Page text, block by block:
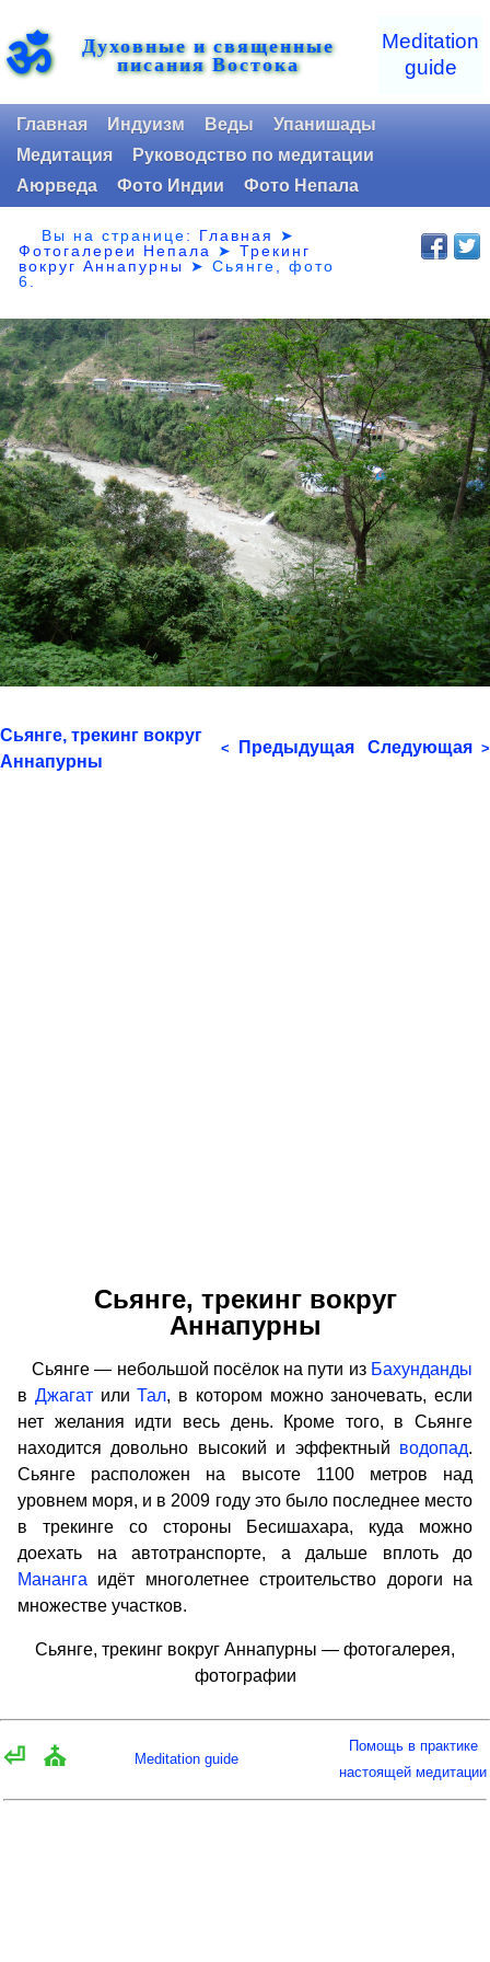
ॐ Духовные и священные
писания Востока
Meditation
guide
Главная Индуизм Веды
Упанишады
Медитация
Руководство по медитации
Аюрведа
Фото Индии Фото Непала
Вы на странице: Главная
➤
Фотогалереи Непала
➤Трекинг
вокруг Аннапурны ➤ Сьянге,фото
6.
Сьянге, трекинг вокруг
Аннапурны
< Предыдущая Следующая >
Сьянге, трекинг вокруг
Аннапурны
Сьянге — небольшой посёлок на пути из Бахунданды
в ДжагатилиТал, в котором можно заночевать, если
нет желания идти весь день. Кроме того, в Сьянге
находится довольно высокий и эффектный водопад.
Сьянге расположен на высоте 1100 метров над
уровнем моря, и в 2009 году это было последнее место
в трекинге со стороны Бесишахара, куда можно
доехать на автотранспорте, а дальше вплоть до
Мананга идёт многолетнее строительство дороги на
множестве участков.
Сьянге, трекинг вокруг Аннапурны — фотогалерея,
фотографии
⏎ ⛪ Meditation guide
Помощь в практике
настоящей медитации